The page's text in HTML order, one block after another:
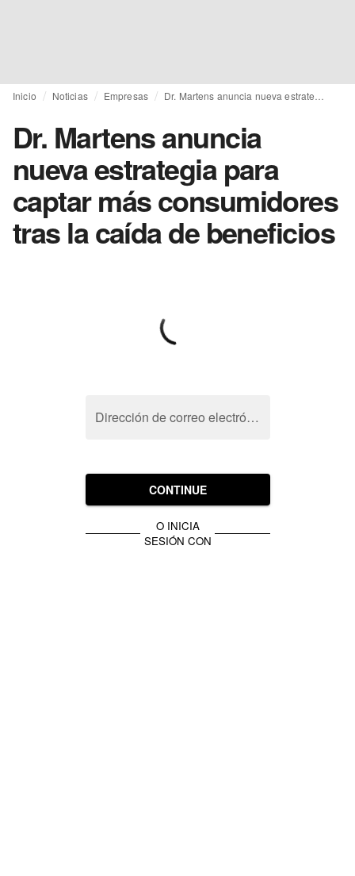
Inicio Noticias Empresas
Dr. Martens anuncia
nueva estrategia para
captar más consumidores
tras la caída de beneficios
Dirección de correo electrónico
CONTINUE
O INICIA
SESIÓN CON